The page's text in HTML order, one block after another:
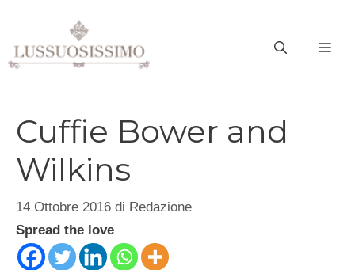
contenuto
Cuffie Bower and
Wilkins
14 Ottobre 2016 di Redazione
Spread the love